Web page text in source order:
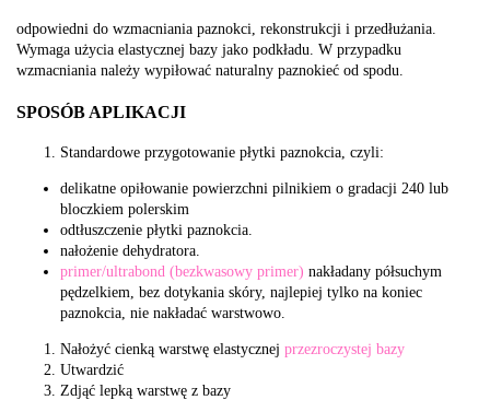
odpowiedni do wzmacniania paznokci, rekonstrukcji i przedłużania.
Wymaga użycia elastycznej bazy jako podkładu. W przypadku
wzmacniania należy wypiłować naturalny paznokieć od spodu.
SPOSÓB APLIKACJI
Standardowe przygotowanie płytki paznokcia, czyli:
delikatne opiłowanie powierzchni pilnikiem o gradacji 240 lub
bloczkiem polerskim
odtłuszczenie płytki paznokcia.
nałożenie dehydratora.
primer/ultrabond (bezkwasowy primer) nakładany półsuchym
pędzelkiem, bez dotykania skóry, najlepiej tylko na koniec
paznokcia, nie nakładać warstwowo.
Nałożyć cienką warstwę elastycznej przezroczystej bazy
Utwardzić
Zdjąć lepką warstwę z bazy